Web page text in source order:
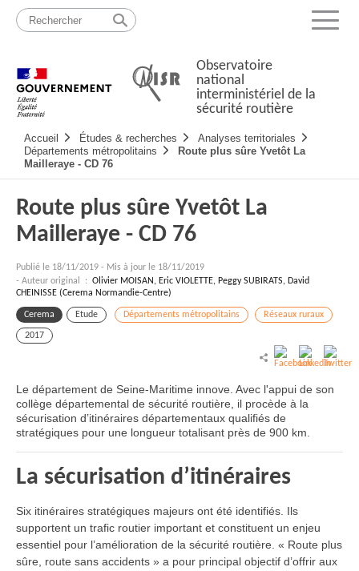
Passer
contenu
Menu
Observatoire
national
interministériel de la
sécurité routière
principale
Accueil Études & recherches
Analyses territoriales
Départements métropolitains
Route plus sûre Yvetôt La
Mailleraye - CD 76
Route plus sûre Yvetôt La
Mailleraye - CD 76
Publié le 18/11/2019 - Mis à jour le 18/11/2019
- Auteur original : Olivier MOISAN, Eric VIOLETTE, Peggy SUBIRATS, David
CHEINISSE (Cerema Normandie-Centre)
Cerema Etude Départements métropolitains Réseaux ruraux
2017
Le département de Seine-Maritime innove. Avec l'appui de son
collège départemental de sécurité routière, il procède à la
sécurisation d’itinéraires départementaux qualifiés de
stratégiques pour une longueur totalisant près de 900 km.
La sécurisation d’itinéraires
Six itinéraires stratégiques majeurs ont été identifiés. Ils
supportent un trafic routier important et constituent un enjeu
essentiel pour l’amélioration de la sécurité routière. « Route plus
sûre, route sans accidents » a pour principal objectif d’offrir aux